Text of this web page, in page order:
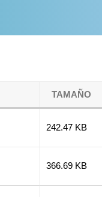
TAMAÑO
242.47 KB
366.69 KB